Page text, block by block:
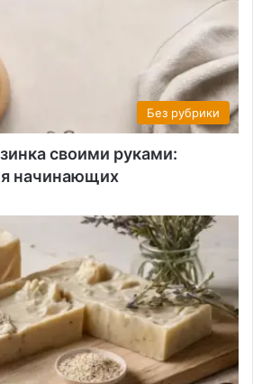
Без рубрики
своими руками:
начинающих